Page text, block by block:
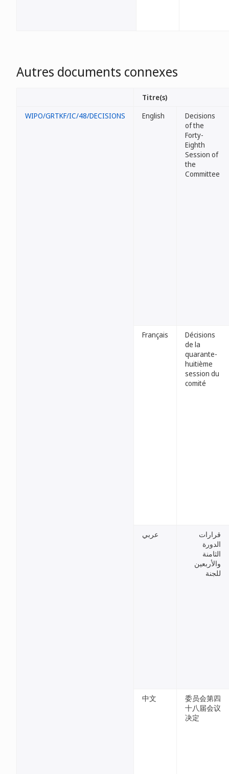
Autres documents connexes
Titre(s)
WIPO/GRTKF/IC/48/DECISIONS
English
Decisions
of the
Forty-
Eighth
Session of
the
Committee
Français
Décisions
de la
quarante-
huitième
session du
comité
عربي
قرارات
الدورة
الثامنة
والأربعين
للجنة
中文
委员会第四
十八届会议
决定